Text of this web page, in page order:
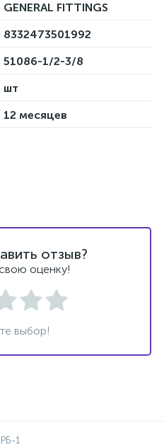
GENERAL FITTINGS
8332473501992
51086-1/2-3/8
шт
12 месяцев
отзыв?
оценку!
выбор!
1